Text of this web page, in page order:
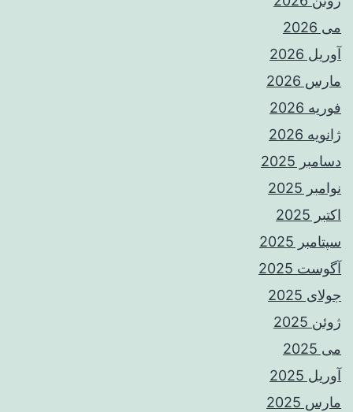
می 2026
آوریل 2026
مارس 2026
فوریه 2026
ژانویه 2026
دسامبر 2025
نوامبر 2025
اکتبر 2025
سپتامبر 2025
آگوست 2025
جولای 2025
ژوئن 2025
می 2025
آوریل 2025
مارس 2025